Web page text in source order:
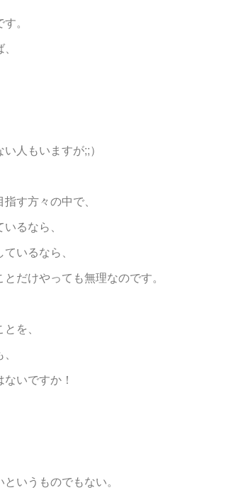
。
人もいますが;;）
す方々の中で、
るなら、
いるなら、
だけやっても無理なのです。
を、
いですか！
いうものでもない。